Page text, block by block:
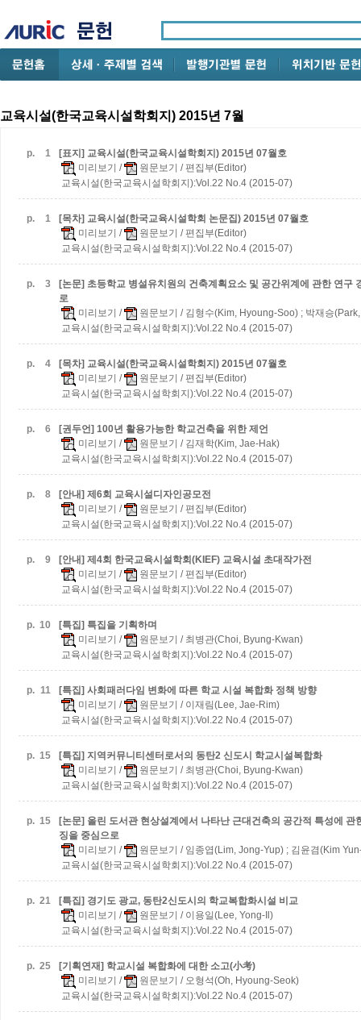
교육시설(한국교육시설학회지) 2015년 7월
p. 1
[표지] 교육시설(한국교육시설학회지) 2015년 07월호
미리보기 / 원문보기 / 편집부(Editor)
교육시설(한국교육시설학회지):Vol.22 No.4 (2015-07)
p. 1
[목차] 교육시설(한국교육시설학회 논문집) 2015년 07월호
미리보기 / 원문보기 / 편집부(Editor)
교육시설(한국교육시설학회지):Vol.22 No.4 (2015-07)
p. 3 [논문] 초등학교 병설유치원의 건축계획요소 및 공간위계에 관한 연구
로
미리보기 / 원문보기 / 김형수(Kim, Hyoung-Soo) ; 박재승
교육시설(한국교육시설학회지):Vol.22 No.4 (2015-07)
p. 4
[목차] 교육시설(한국교육시설학회지) 2015년 07월호
미리보기 / 원문보기 / 편집부(Editor)
교육시설(한국교육시설학회지):Vol.22 No.4 (2015-07)
p. 6
[권두언] 100년 활용가능한 학교건축을 위한 제언
미리보기 / 원문보기 / 김재학(Kim, Jae-Hak)
교육시설(한국교육시설학회지):Vol.22 No.4 (2015-07)
p. 8
[안내] 제6회 교육시설디자인공모전
미리보기 / 원문보기 / 편집부(Editor)
교육시설(한국교육시설학회지):Vol.22 No.4 (2015-07)
p. 9
[안내] 제4회 한국교육시설학회(KIEF) 교육시설 초대작가전
미리보기 / 원문보기 / 편집부(Editor)
교육시설(한국교육시설학회지):Vol.22 No.4 (2015-07)
p. 10
[특집] 특집을 기획하며
미리보기 / 원문보기 / 최병관(Choi, Byung-Kwan)
교육시설(한국교육시설학회지):Vol.22 No.4 (2015-07)
p. 11
[특집] 사회패러다임 변화에 따른 학교 시설 복합화 정책 방향
미리보기 / 원문보기 / 이재림(Lee, Jae-Rim)
교육시설(한국교육시설학회지):Vol.22 No.4 (2015-07)
p. 15
[특집] 지역커뮤니티센터로서의 동탄2 신도시 학교시설복합화
미리보기 / 원문보기 / 최병관(Choi, Byung-Kwan)
교육시설(한국교육시설학회지):Vol.22 No.4 (2015-07)
p. 15
[논문] 올린 도서관 현상설계에서 나타난 근대건축의 공간적 특성에 관
징을 중심으로
미리보기 / 원문보기 / 임종엽(Lim, Jong-Yup) ; 김윤겸(Kim
교육시설(한국교육시설학회지):Vol.22 No.4 (2015-07)
p. 21
[특집] 경기도 광교, 동탄2신도시의 학교복합화시설 비교
미리보기 / 원문보기 / 이용일(Lee, Yong-Il)
교육시설(한국교육시설학회지):Vol.22 No.4 (2015-07)
p. 25
[기획연재] 학교시설 복합화에 대한 소고(小考)
미리보기 / 원문보기 / 오형석(Oh, Hyoung-Seok)
교육시설(한국교육시설학회지):Vol.22 No.4 (2015-07)